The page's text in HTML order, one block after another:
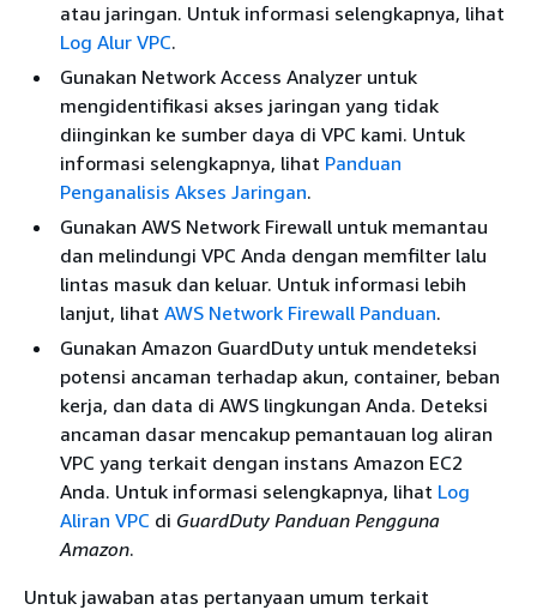
atau jaringan. Untuk informasi selengkapnya, lihat
Log Alur VPC.
Gunakan Network Access Analyzer untuk
mengidentifikasi akses jaringan yang tidak
diinginkan ke sumber daya di VPC kami. Untuk
informasi selengkapnya, lihat Panduan
Penganalisis Akses Jaringan.
Gunakan AWS Network Firewall untuk memantau
dan melindungi VPC Anda dengan memfilter lalu
lintas masuk dan keluar. Untuk informasi lebih
lanjut, lihat AWS Network Firewall Panduan.
Gunakan Amazon GuardDuty untuk mendeteksi
potensi ancaman terhadap akun, container, beban
kerja, dan data di AWS lingkungan Anda. Deteksi
ancaman dasar mencakup pemantauan log aliran
VPC yang terkait dengan instans Amazon EC2
Anda. Untuk informasi selengkapnya, lihat Log
Aliran VPC di GuardDuty Panduan Pengguna
Amazon.
Untuk jawaban atas pertanyaan umum terkait